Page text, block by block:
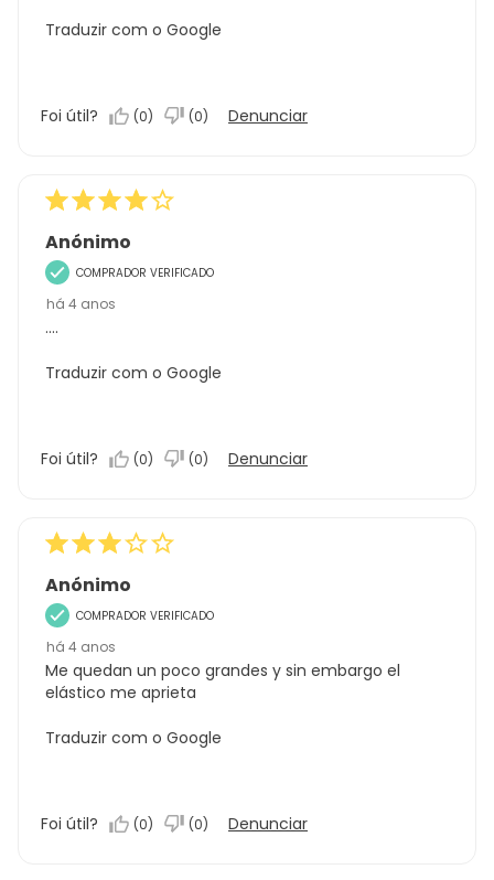
Traduzir com o Google
Foi útil? (0) (0) Denunciar
Anónimo
COMPRADOR VERIFICADO
há 4 anos
....
Traduzir com o Google
Foi útil? (0) (0) Denunciar
Anónimo
COMPRADOR VERIFICADO
há 4 anos
Me quedan un poco grandes y sin embargo el
elástico me aprieta
Traduzir com o Google
Foi útil? (0) (0) Denunciar